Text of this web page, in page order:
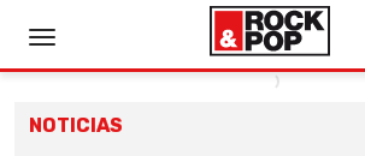
NOTICIAS